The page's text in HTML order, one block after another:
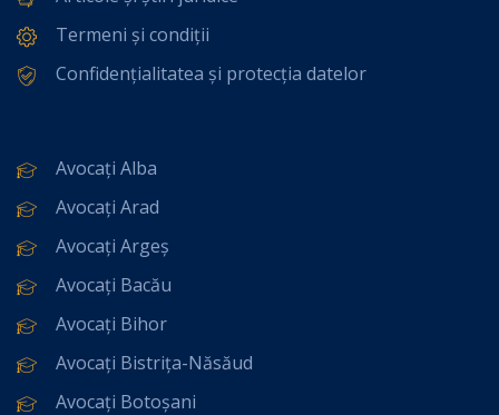
Termeni și condiții
Confidențialitatea și protecția datelor
Avocați Alba
Avocați Arad
Avocați Argeș
Avocați Bacău
Avocați Bihor
Avocați Bistrița-Năsăud
Avocați Botoșani